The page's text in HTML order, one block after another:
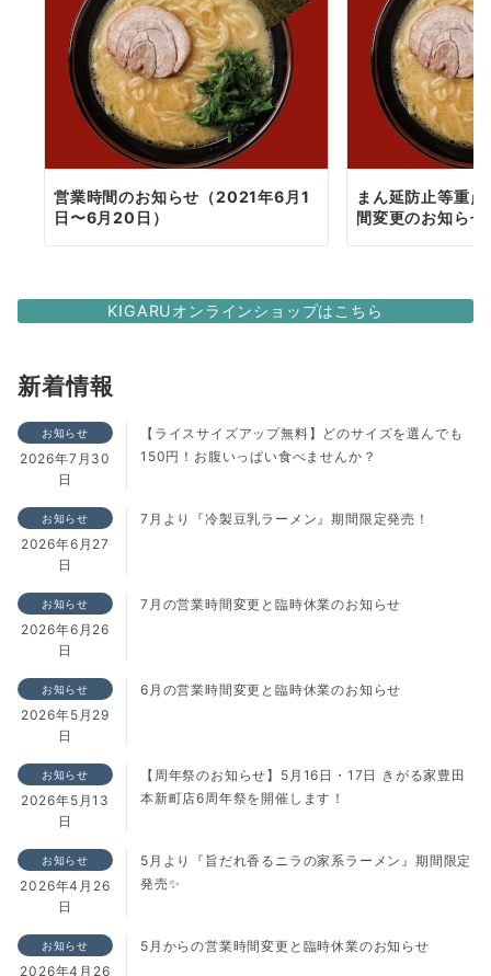
営業時間のお知らせ（2021年6月1
日〜6月20日）
まん延防止等重
間変更のお知らせ
KIGARUオンラインショップはこちら
新着情報
お知らせ
2026年7月30
日
【ライスサイズアップ無料】どのサイズを選んでも
150円！お腹いっぱい食べませんか？
お知らせ
2026年6月27
日
7月より『冷製豆乳ラーメン』期間限定発売！
お知らせ
2026年6月26
日
7月の営業時間変更と臨時休業のお知らせ
お知らせ
2026年5月29
日
6月の営業時間変更と臨時休業のお知らせ
お知らせ
2026年5月13
日
【周年祭のお知らせ】5月16日・17日 きがる家豊田
本新町店6周年祭を開催します！
お知らせ
2026年4月26
日
5月より『旨だれ香るニラの家系ラーメン』期間限定
発売✨
お知らせ
2026年4月26
5月からの営業時間変更と臨時休業のお知らせ